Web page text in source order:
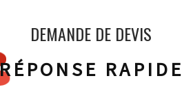
DEMANDE DE DEVIS
RAPIDE